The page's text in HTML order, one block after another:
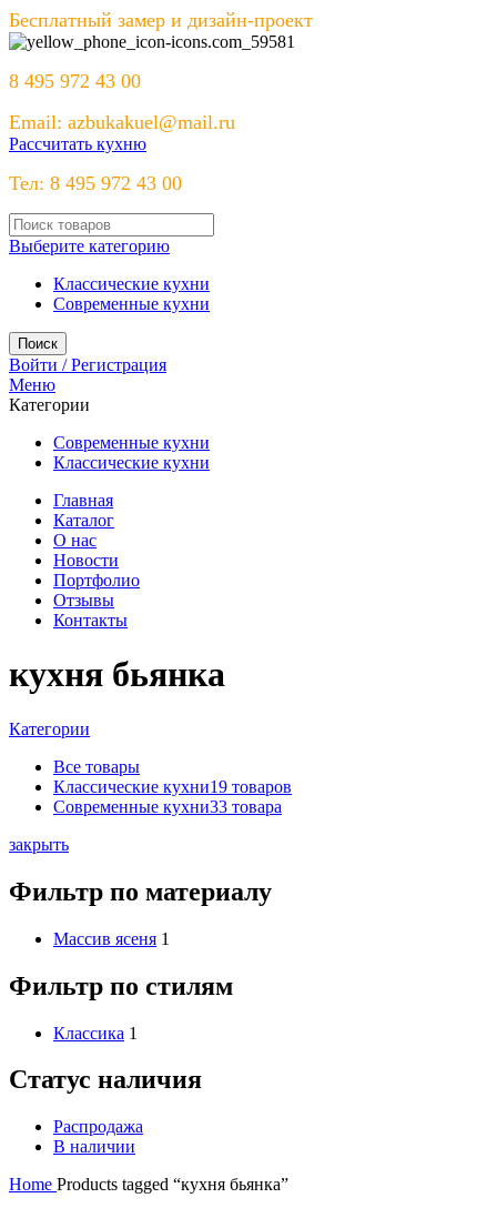
Бесплатный замер и дизайн-проект
8 495 972 43 00
Email: azbukakuel@mail.ru
Рассчитать кухню
Тел: 8 495 972 43 00
Выберите категорию
Классические кухни
Современные кухни
Поиск
Войти / Регистрация
Меню
Категории
Современные кухни
Классические кухни
Главная
Каталог
О нас
Новости
Портфолио
Отзывы
Контакты
кухня бьянка
Категории
Все товары
Классические кухни19 товаров
Современные кухни33 товара
закрыть
Фильтр по материалу
Массив ясеня 1
Фильтр по стилям
Классика 1
Статус наличия
Распродажа
В наличии
Home Products tagged “кухня бьянка”